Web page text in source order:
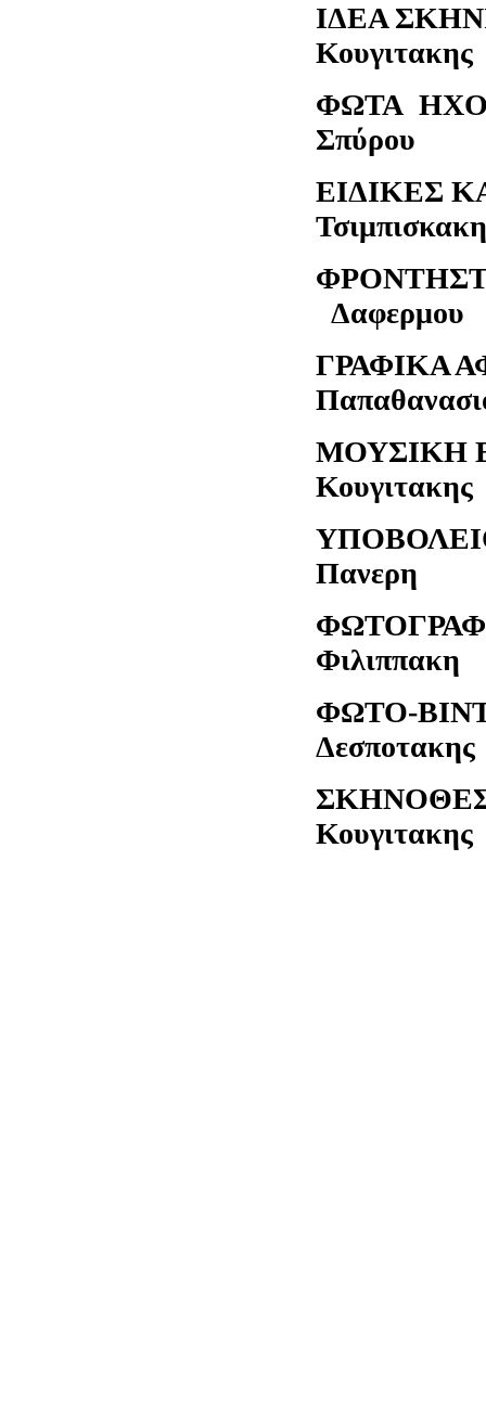
ΙΔΕΑ
Κουγιτακης
Σπύρου
Τσιμπισκακη
Δαφερμου
Κουγιτακης
Πανερη
Φιλιππακη
Δεσποτακης